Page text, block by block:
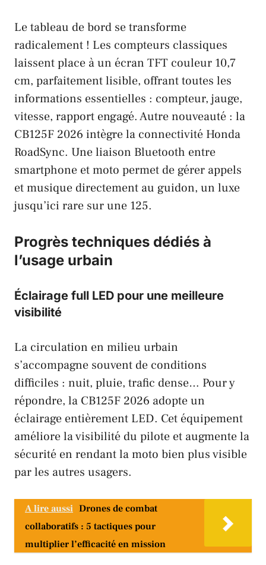
Le tableau de bord se transforme
radicalement ! Les compteurs classiques
laissent place à un écran TFT couleur 10,7
cm, parfaitement lisible, offrant toutes les
informations essentielles : compteur, jauge,
vitesse, rapport engagé. Autre nouveauté : la
CB125F 2026 intègre la connectivité Honda
RoadSync. Une liaison Bluetooth entre
smartphone et moto permet de gérer appels
et musique directement au guidon, un luxe
jusqu’ici rare sur une 125.
Progrès techniques dédiés à
l’usage urbain
Éclairage full LED pour une meilleure
visibilité
La circulation en milieu urbain
s’accompagne souvent de conditions
difficiles : nuit, pluie, trafic dense… Pour y
répondre, la CB125F 2026 adopte un
éclairage entièrement LED. Cet équipement
améliore la visibilité du pilote et augmente la
sécurité en rendant la moto bien plus visible
par les autres usagers.
A lire aussi Drones de combat
collaboratifs : 5 tactiques pour
multiplier l’efficacité en mission